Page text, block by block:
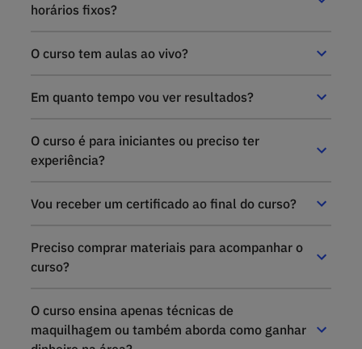
horários fixos?
O curso tem aulas ao vivo?
Em quanto tempo vou ver resultados?
O curso é para iniciantes ou preciso ter
experiência?
Vou receber um certificado ao final do curso?
Preciso comprar materiais para acompanhar o
curso?
O curso ensina apenas técnicas de
maquilhagem ou também aborda como ganhar